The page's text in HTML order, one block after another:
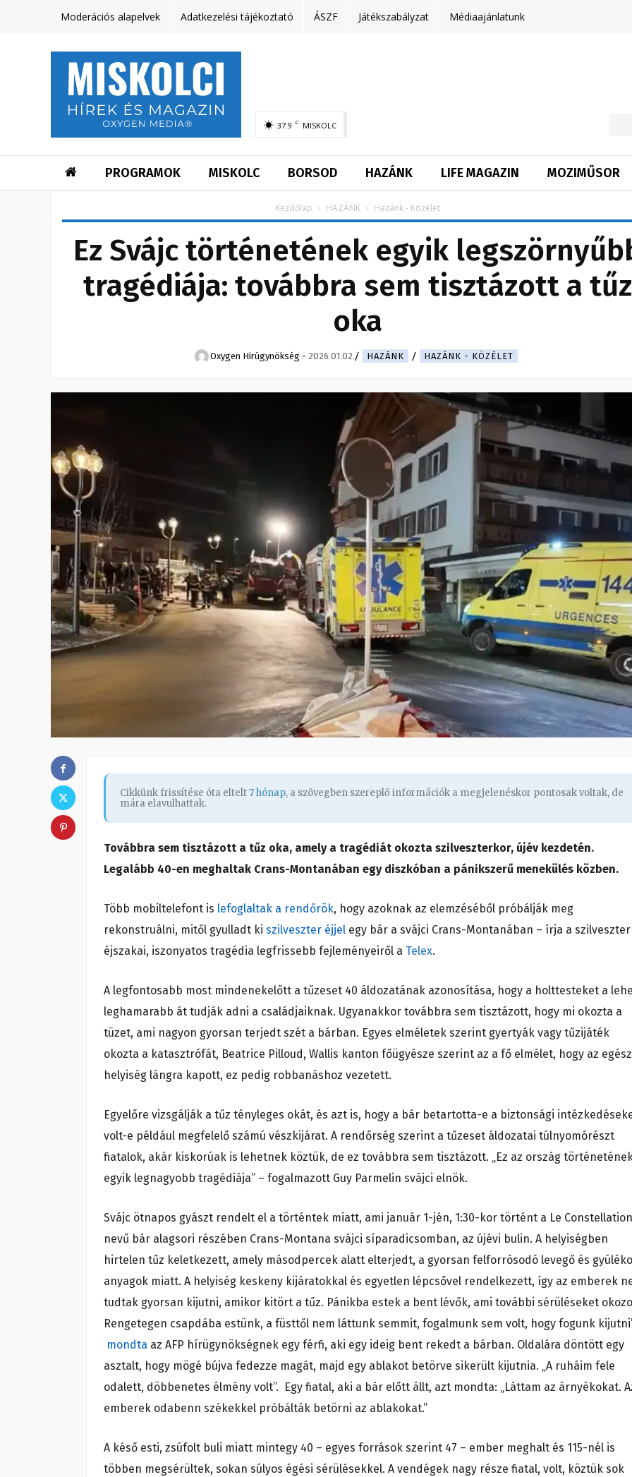
Moderációs alapelvek Adatkezelési tájékoztató ÁSZF Játékszabályzat Médiaajánlatunk
37.9 C MISKOLC
PROGRAMOK MISKOLC BORSOD HAZÁNK LIFE MAGAZIN MOZIMŰSOR
Kezdőlap HAZÁNK Hazánk - Közélet
Ez Svájc történetének egyik
tragédiája: továbbra sem tisztázott a tűz
oka
Oxygen Hirügynökség - 2026.01.02. HAZÁNK HAZÁNK - KÖZÉLET
Cikkünk frissítése óta eltelt7 hónap, a szövegben szereplő információk a megjelenéskor pontosak voltak, de
mára elavulhattak.
Továbbra sem tisztázott a tűz oka, amely a tragédiát okozta szilveszterkor, újév kezdetén.
Legalább 40-en meghaltak Crans-Montanában egy diszkóban a pánikszerű menekülés közben.
Több mobiltelefont is lefoglaltak a rendőrök, hogy azoknak az elemzéséből próbálják meg
rekonstruálni, mitől gyulladt ki szilveszter éjjel egy bár a svájci Crans-Montanában – írja a szilveszter
éjszakai, iszonyatos tragédia legfrissebb fejleményeiről a Telex.
A legfontosabb most mindenekelőtt a tűzeset 40 áldozatának azonosítása, hogy a holttesteket a
leghamarabb át tudják adni a családjaiknak. Ugyanakkor továbbra sem tisztázott, hogy mi okozta a
tüzet, ami nagyon gyorsan terjedt szét a bárban. Egyes elméletek szerint gyertyák vagy tűzijáték
okozta a katasztrófát, Beatrice Pilloud, Wallis kanton főügyésze szerint az a fő elmélet, hogy az egész
helyiség lángra kapott, ez pedig robbanáshoz vezetett.
Egyelőre vizsgálják a tűz tényleges okát, és azt is, hogy a bár betartotta-e a biztonsági
volt-e például megfelelő számú vészkijárat. A rendőrség szerint a tűzeset áldozatai túlnyomórészt
fiatalok, akár kiskorúak is lehetnek köztük, de ez továbbra sem tisztázott. „Ez az ország
egyik legnagyobb tragédiája” – fogalmazott Guy Parmelin svájci elnök.
Svájc ötnapos gyászt rendelt el a történtek miatt, ami január 1-jén, 1:30-kor történt a Le Constellation
nevű bár alagsori részében Crans-Montana svájci síparadicsomban, az újévi bulin. A helyiségben
hirtelen tűz keletkezett, amely másodpercek alatt elterjedt, a gyorsan felforrósodó levegő és
anyagok miatt. A helyiség keskeny kijáratokkal és egyetlen lépcsővel rendelkezett, így az emberek
tudtak gyorsan kijutni, amikor kitört a tűz. Pánikba estek a bent lévők, ami további sérüléseket
Rengetegen csapdába estünk, a füsttől nem láttunk semmit, fogalmunk sem volt, hogy fogunk
mondta az AFP hírügynökségnek egy férfi, aki egy ideig bent rekedt a bárban. Oldalára döntött egy
asztalt, hogy mögé bújva fedezze magát, majd egy ablakot betörve sikerült kijutnia. „A ruháim fele
odalett, döbbenetes élmény volt”. Egy fiatal, aki a bár előtt állt, azt mondta: „Láttam az árnyékokat.
emberek odabenn székekkel próbálták betörni az ablakokat.”
A késő esti, zsúfolt buli miatt mintegy 40 – egyes források szerint 47 – ember meghalt és 115-nél is
többen megsérültek, sokan súlyos égési sérülésekkel. A vendégek nagy része fiatal, volt, köztük sok